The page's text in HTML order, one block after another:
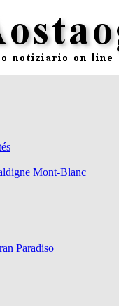
Mont-Blanc
Paradiso